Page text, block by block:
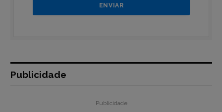
Publicidade
Publicidade